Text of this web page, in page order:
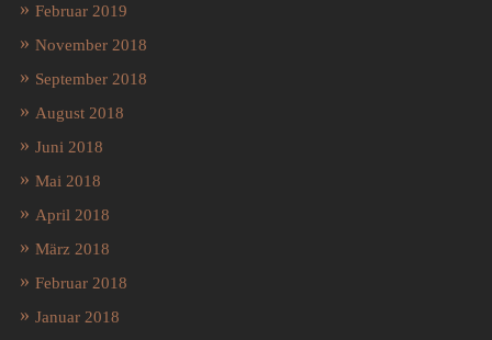
Februar 2019
November 2018
September 2018
August 2018
Juni 2018
Mai 2018
April 2018
März 2018
Februar 2018
Januar 2018